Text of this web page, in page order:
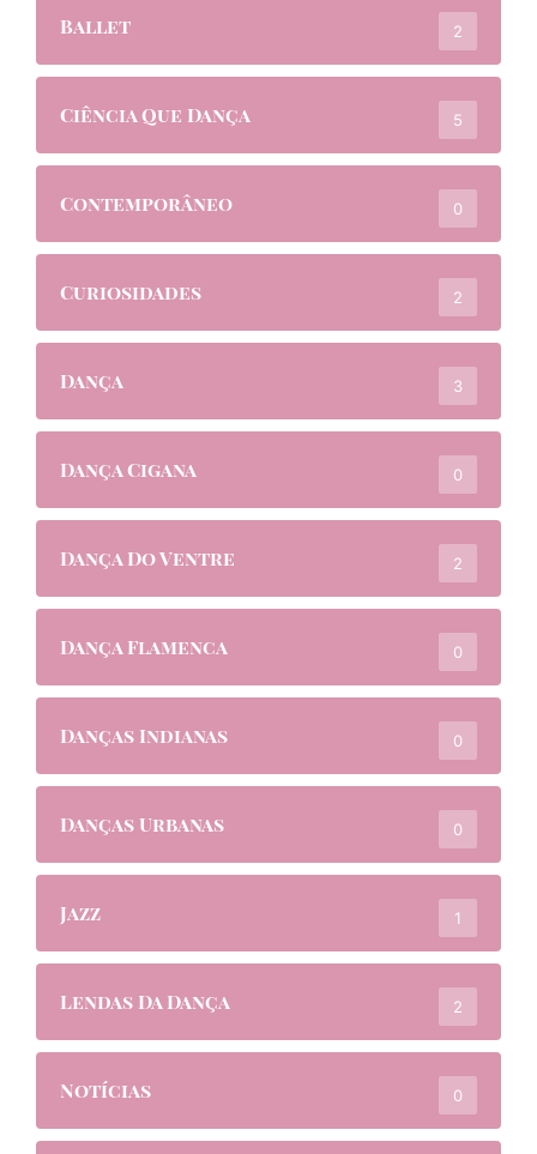
Ballet 2
Ciência Que Dança 5
Contemporâneo 0
Curiosidades 2
Dança 3
Dança Cigana 0
Dança Do Ventre 2
Dança Flamenca 0
Danças Indianas 0
Danças Urbanas 0
Jazz 1
Lendas Da Dança 2
Notícias 0